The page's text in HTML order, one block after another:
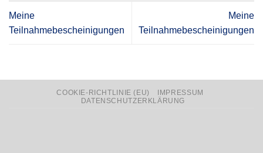
Meine
Teilnahmebescheinigungen
Meine
Teilnahmebescheinigungen
COOKIE-RICHTLINIE (EU)
IMPRESSUM
DATENSCHUTZERKLÄRUNG